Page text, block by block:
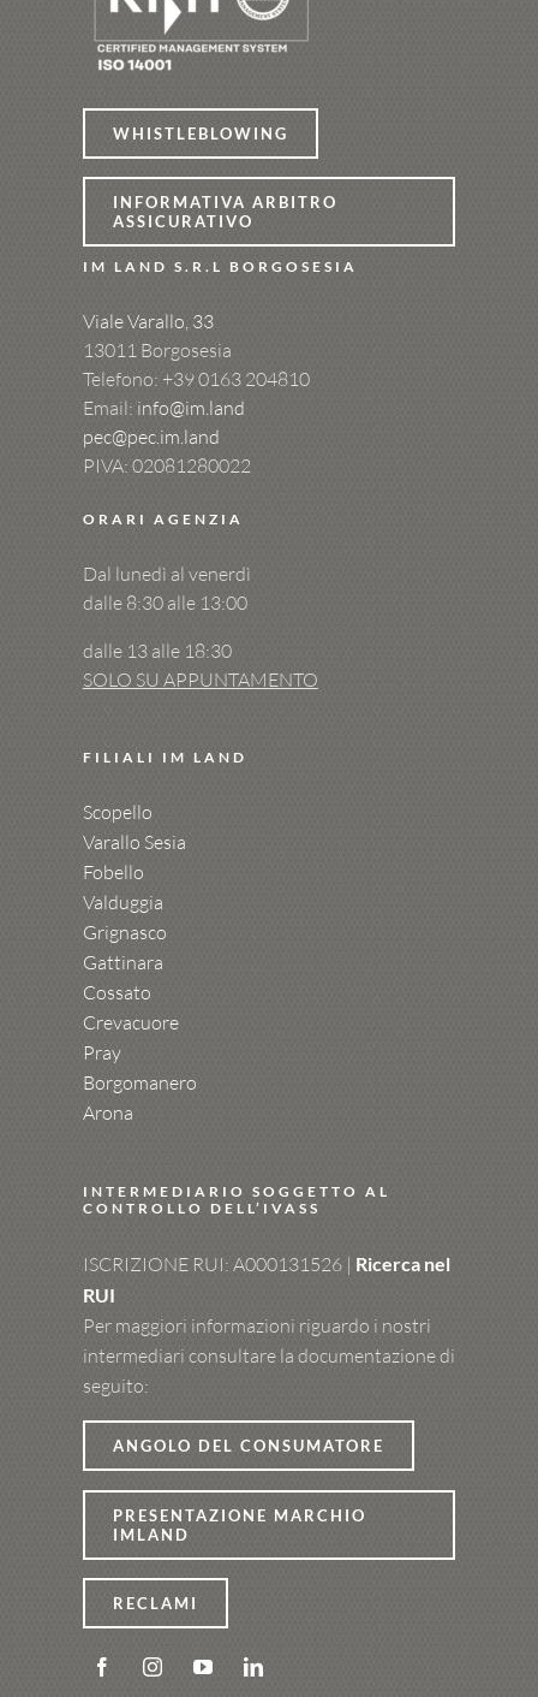
WHISTLEBLOWING
INFORMATIVA ARBITRO
ASSICURATIVO
IM LAND S.R.L BORGOSESIA
Viale Varallo, 33
13011 Borgosesia
Telefono: +390163 204810
Email: info@im.land
pec@pec.im.land
PIVA: 02081280022
ORARI AGENZIA
Dal lunedì al venerdì
dalle 8:30 alle 13:00
dalle 13 alle 18:30
SOLO SU APPUNTAMENTO
FILIALI IM LAND
Scopello
Varallo Sesia
Fobello
Valduggia
Grignasco
Gattinara
Cossato
Crevacuore
Pray
Borgomanero
Arona
INTERMEDIARIO SOGGETTO AL
CONTROLLO DELL’IVASS
ISCRIZIONE RUI: A000131526 | Ricerca nel
RUI
Per maggiori informazioni riguardo i nostri
intermediari consultare la documentazione di
seguito:
ANGOLO DEL CONSUMATORE
PRESENTAZIONE MARCHIO
IMLAND
RECLAMI